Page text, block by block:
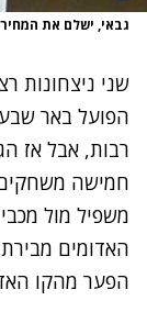
גבאי, ישלם את
שני ניצחונות
הפועל באר
רבות, אבל אז
משפיל מול
האדומים
הפער מהקו האדום